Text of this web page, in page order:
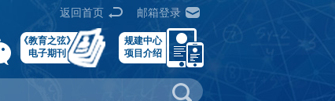
邮箱登录
返回首页
规建中心
项目介绍
《教育之弦》
电子期刊